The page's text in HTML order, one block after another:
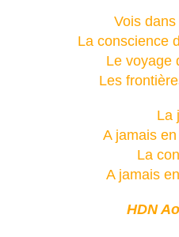
Vois
La conscience
Le voyage
Les
La
A jamais
La
A jamais
HDN